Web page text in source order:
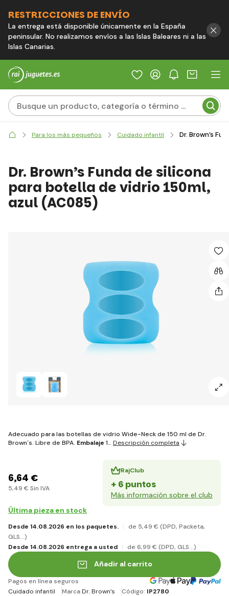
RESTRICCIONES DE ENVÍO
La entrega está disponible únicamente en la España
peninsular. No realizamos envíos a las Islas Baleares ni a las
Islas Canarias.
Para los más pequeños Cuidado infantil Dr. Brown’s
Dr. Brown’s Funda de silicona
para botella de vidrio 150ml,
azul (AC085)
Adecuado para las botellas de vidrio Wide-Neck de 150 ml de Dr.
Brown´s. Libre de BPA. Embalaje 1… Descripción completa
6,64 €
5,49 € Sin IVA
RajClub
+ 6 puntos
Más información sobre el club
Última pieza en stock
Desde 14.08.2026 en los paquetes. de 5,49 € (DPD, Packeta,
GLS...)
Desde 14.08.2026 entrega a usted
de 6,99 € (DPD, GLS...)
Añadir al carrito
Pagos en línea seguros
Cuidado infantil
MarcaDr. Brown’s Código: IP2780